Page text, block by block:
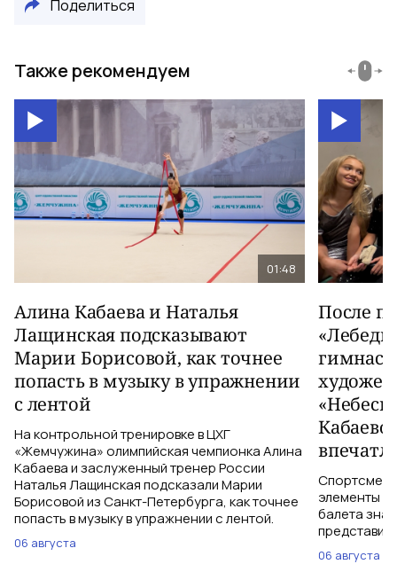
Поделиться
Также рекомендуем
01:48
Алина Кабаева и Наталья
Лащинская подсказывают
Марии Борисовой, как точнее
попасть в музыку в упражнении
с лентой
На контрольной тренировке в ЦХГ
«Жемчужина» олимпийская чемпионка Алина
Кабаева и заслуженный тренер России
Наталья Лащинская подсказали Марии
Борисовой из Санкт-Петербурга, как точнее
попасть в музыку в упражнении с лентой.
06 августа
После
элементы
балета
06 августа